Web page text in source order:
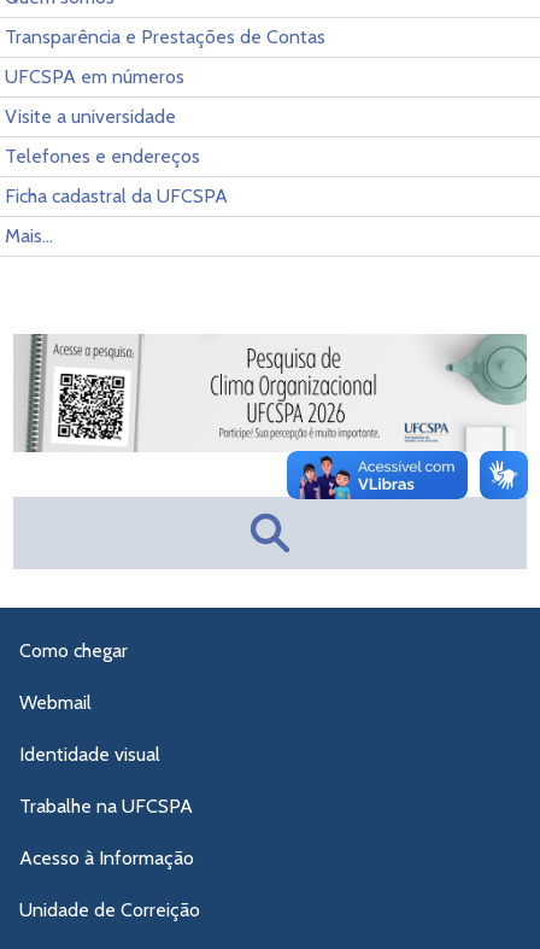
Transparência e Prestações de Contas
UFCSPA em números
Visite a universidade
Telefones e endereços
Ficha cadastral da UFCSPA
Mais...
Como chegar
Webmail
Identidade visual
Trabalhe na UFCSPA
Acesso à Informação
Unidade de Correição